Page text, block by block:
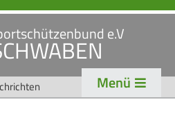
e.V
Menü
VERANSTALTUNGEN